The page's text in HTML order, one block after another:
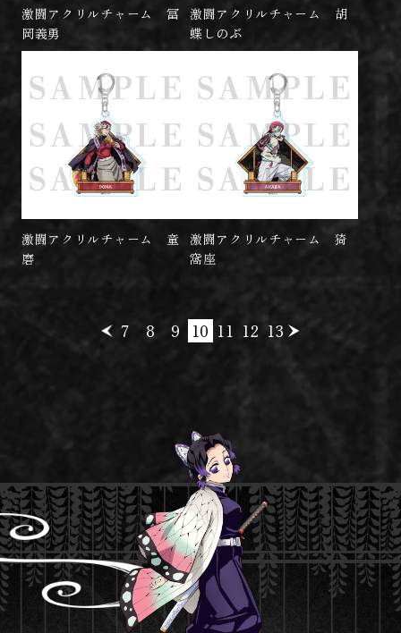
激闘アクリルチャーム 冨
岡義勇
激闘アクリルチャーム 胡
蝶しのぶ
激闘アクリルチャーム 童
磨
激闘アクリルチャーム 猗
窩座
7 8 9 10 11 12 13